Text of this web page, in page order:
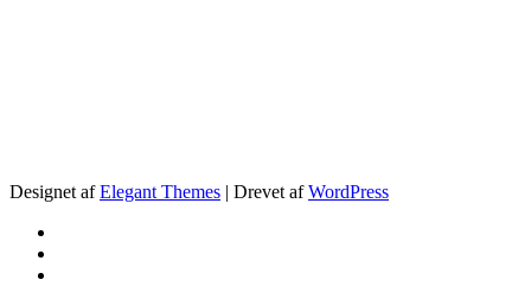
Designet afElegant Themes | Drevet afWordPress